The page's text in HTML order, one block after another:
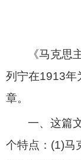
《马克思
列宁在1913年
章。
一、这篇
个特点： (1)马